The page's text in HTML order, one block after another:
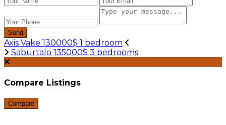
Send
Axis Vake 130000$ 1 bedroom
Saburtalo 135000$ 3 bedrooms
Compare Listings
Compare